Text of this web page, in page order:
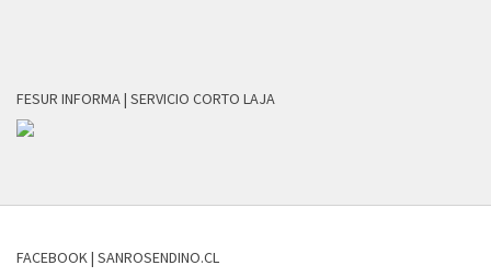
FESUR INFORMA | SERVICIO CORTO LAJA
FACEBOOK | SANROSENDINO.CL